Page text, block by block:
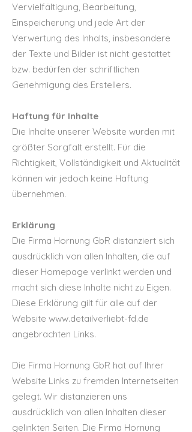
Vervielfältigung, Bearbeitung,
Einspeicherung und jede Art der
Verwertung des Inhalts, insbesondere
der Texte und Bilder ist nicht gestattet
bzw. bedürfen der schriftlichen
Genehmigung des Erstellers.
Haftung für Inhalte
Die Inhalte unserer Website wurden mit
größter Sorgfalt erstellt. Für die
Richtigkeit, Vollständigkeit und Aktualität
können wir jedoch keine Haftung
übernehmen.
Erklärung
Die Firma Hornung GbR distanziert sich
ausdrücklich von allen Inhalten, die auf
dieser Homepage verlinkt werden und
macht sich diese Inhalte nicht zu Eigen.
Diese Erklärung gilt für alle auf der
Website www.detailverliebt-fd.de
angebrachten Links.
Die Firma Hornung GbR hat auf Ihrer
Website Links zu fremden Internetseiten
gelegt. Wir distanzieren uns
ausdrücklich von allen Inhalten dieser
gelinkten Seiten. Die Firma Hornung